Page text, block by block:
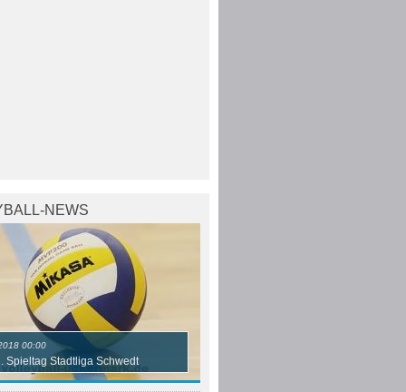
NEWS
00:00
Spieltag Stadtliga Schwedt